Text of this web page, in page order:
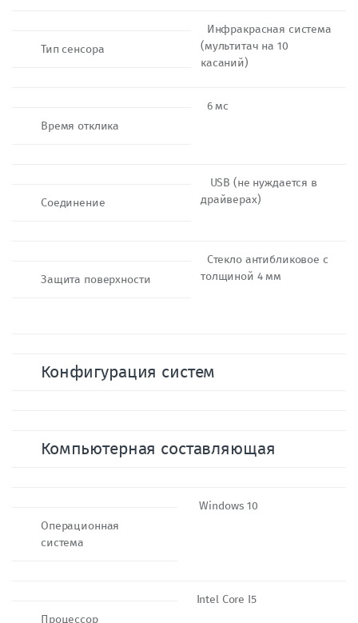
Инфракрасная система
(мультитач на 10
касаний)
Тип сенсора
6 мс
Время отклика
USB (не нуждается в
драйверах)
Соединение
Стекло антибликовое с
толщиной 4 мм
Защита поверхности
Конфигурация систем
Компьютерная составляющая
Windows 10
Операционная
система
Intel Core I5
Процессор